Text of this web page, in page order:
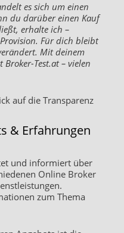
es sich um einen
du darüber einen Kauf
erhalte ich –
Für dich bleibt
Mit deinem
Test.at – vielen
auf die Transparenz
& Erfahrungen
und informiert über
Online Broker
zum Thema